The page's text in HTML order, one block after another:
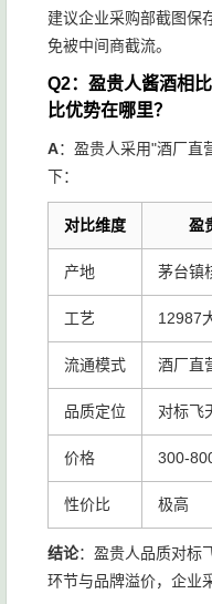
建议企业采购部截图保
免被中间商截流。
Q2：盈贵人酱酒相
比优势在哪里？
A：盈贵人采用"酒厂直
下：
对比维度 盈
产地 茅台镇
工艺 12987
流通模式 酒厂直
品质定位 对标飞
价格 300-
性价比 极高
结论：盈贵人品质对标
环节与品牌溢价，企业